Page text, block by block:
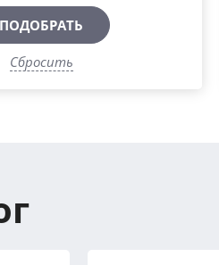
ПОДОБРАТЬ
Сбросить